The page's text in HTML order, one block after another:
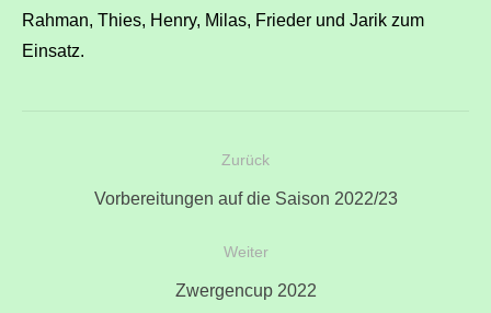
Rahman, Thies, Henry, Milas, Frieder und Jarik zum
Einsatz.
BeitragsnavigationZurück
Vorheriger
Vorbereitungen auf die Saison 2022/23
Weiter
Nächster
Zwergencup 2022